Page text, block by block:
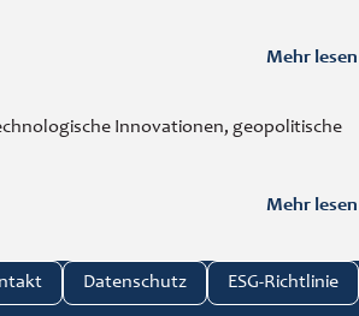
Mehr lesen
Innovationen, geopolitische
Mehr lesen
Datenschutz ESG-Richtlinie